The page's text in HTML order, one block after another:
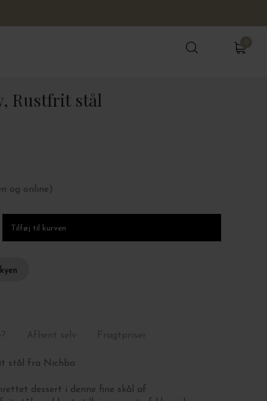
0
Rustfrit stål
og online)
stål fra Nichba
dessert i denne fine skål af